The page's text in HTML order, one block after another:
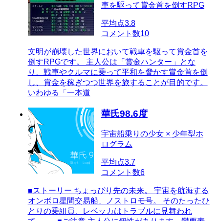
車を駆って賞金首を倒すRPG
平均点3.8
コメント数10
文明が崩壊した世界において戦車を駆って賞金首を
倒すRPGです。 主人公は「賞金ハンター」とな
り、戦車やクルマに乗って平和を脅かす賞金首を倒
し、賞金を稼ぎつつ世界を旅することが目的です。
いわゆる「一本道
華氏98.6度
宇宙船乗りの少女 × 少年型ホ
ログラム
平均点3.7
コメント数6
■ストーリー ちょっぴり先の未来。 宇宙を航海する
オンボロ星間交易船、ノストロモ号。 そのたったひ
とりの乗組員、レベッカはトラブルに見舞われ